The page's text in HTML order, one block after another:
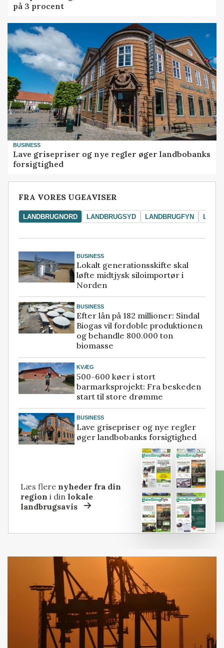
på 3 procent
BUSINESS
Lave grisepriser og nye regler øger landbobanks
forsigtighed
FRA VORES UGEAVISER
LANDBRUGNORD LANDBRUGSYD LANDBRUGFYN
BUSINESS
Lokalt generationsskifte skal
løfte midtjysk siloimportør i
Norden
BUSINESS
Efter lån på 182 millioner: Sindal
Biogas vil fordoble produktionen
og behandle 800.000 ton
biomasse
KVÆG
500-600 køer i stort
barmarksprojekt: Fra beskeden
start til store drømme
BUSINESS
Lave grisepriser og nye regler
øger landbobanks forsigtighed
Læs flere nyheder fra din
region i dinlokale
landbrugsavis